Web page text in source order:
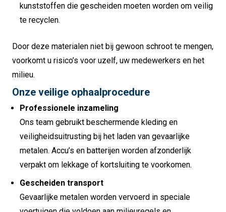
kunststoffen die gescheiden moeten worden om veilig
te recyclen.
Door deze materialen niet bij gewoon schroot te mengen,
voorkomt u risico’s voor uzelf, uw medewerkers en het
milieu.
Onze veilige ophaalprocedure
Professionele inzameling
Ons team gebruikt beschermende kleding en
veiligheidsuitrusting bij het laden van gevaarlijke
metalen. Accu’s en batterijen worden afzonderlijk
verpakt om lekkage of kortsluiting te voorkomen.
Gescheiden transport
Gevaarlijke metalen worden vervoerd in speciale